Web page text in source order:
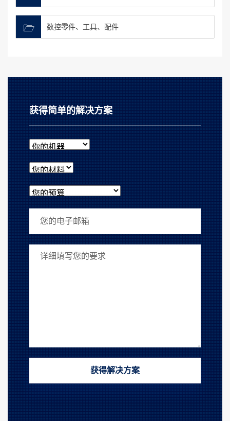
数控零件、工具、配件
获得简单的解决方案
你的机器
您的材料
您的预算
您的电子邮箱
您的要求